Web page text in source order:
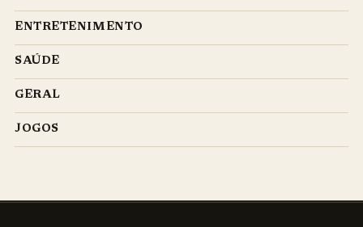
ENTRETENIMENTO
SAÚDE
GERAL
JOGOS